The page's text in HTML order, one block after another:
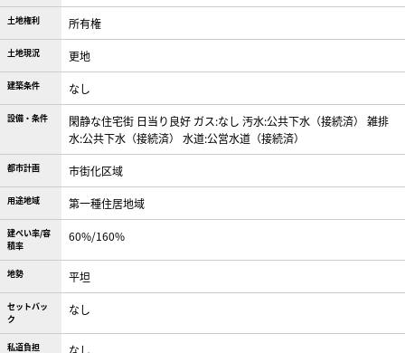
土地権利 所有権
土地現況 更地
建築条件 なし
設備・条件 閑静な住宅街 日当り良好 ガス:なし 汚水:公共下水（接続済）
雑排
水:公共下水（接続済）
水道:公営水道（接続済）
都市計画 市街化区域
用途地域 第一種住居地域
建ぺい率/容
積率
60%/160%
地勢 平坦
セットバッ
ク
なし
私道負担